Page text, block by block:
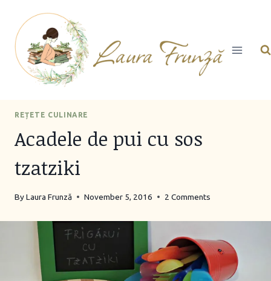
content
REȚETE CULINARE
Acadele de pui cu sos
tzatziki
ByLaura Frunză November 5, 2016 2 Comments